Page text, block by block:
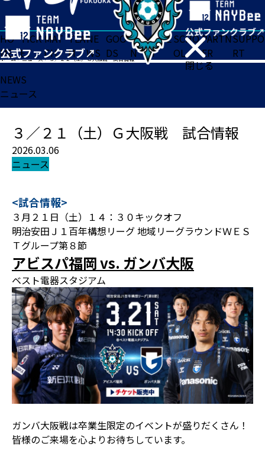
閉じる
HO
ME
TICK
ET
MAT
CH
TEA
M
NE
WS
GOO
DS
FA
N
ACADE
MY
SCHO
OL
PARTN
ER
SUPPO
RT
ホーム>ニュース>３／２１（土）Ｇ大阪戦 試合情報
NEWS
ニュース
３／２１（土）Ｇ大阪戦 試合情報
2026.03.06
ニュース
<試合情報>
３月２１日（土）１４：３０キックオフ
明治安田Ｊ１百年構想リーグ 地域リーグラウンドＷＥＳ
Ｔグループ第８節
アビスパ福岡 vs. ガンバ大阪
ベスト電器スタジアム
ガンバ大阪戦は卒業生限定のイベントが盛りだくさん！
皆様のご来場を心よりお待ちしています。